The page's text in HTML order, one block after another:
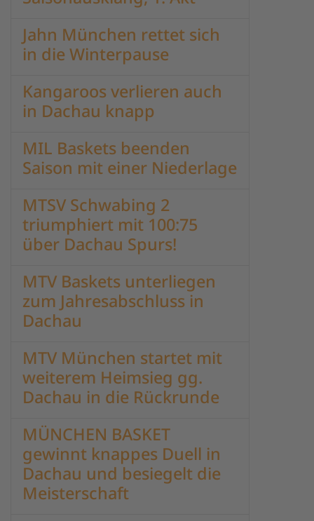
Jahn München rettet sich
in die Winterpause
Kangaroos verlieren auch
in Dachau knapp
MIL Baskets beenden
Saison mit einer Niederlage
MTSV Schwabing 2
triumphiert mit 100:75
über Dachau Spurs!
MTV Baskets unterliegen
zum Jahresabschluss in
Dachau
MTV München startet mit
weiterem Heimsieg gg.
Dachau in die Rückrunde
MÜNCHEN BASKET
gewinnt knappes Duell in
Dachau und besiegelt die
Meisterschaft